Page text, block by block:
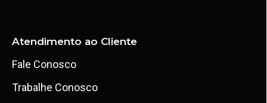
Atendimento ao Cliente
Fale Conosco
Trabalhe Conosco